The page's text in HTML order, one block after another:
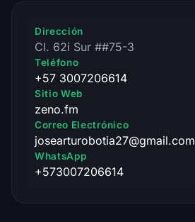
Dirección
Cl. 62i Sur ##75-3
Teléfono
+57 3007206614
Sitio Web
zeno.fm
Correo Electrónico
josearturobotia27@gmail.com
WhatsApp
+573007206614